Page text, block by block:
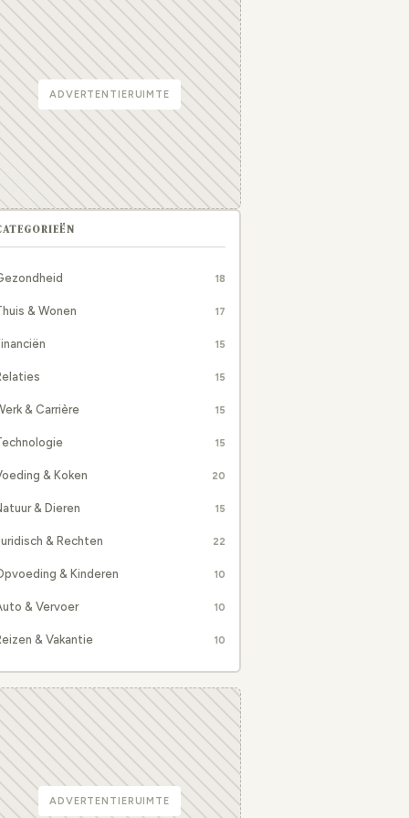
ADVERTENTIERUIMTE
18
& Wonen 17
15
15
& Carrière 15
15
& Koken 20
& Dieren 15
& Rechten 22
& Kinderen 10
& Vervoer 10
& Vakantie 10
ADVERTENTIERUIMTE